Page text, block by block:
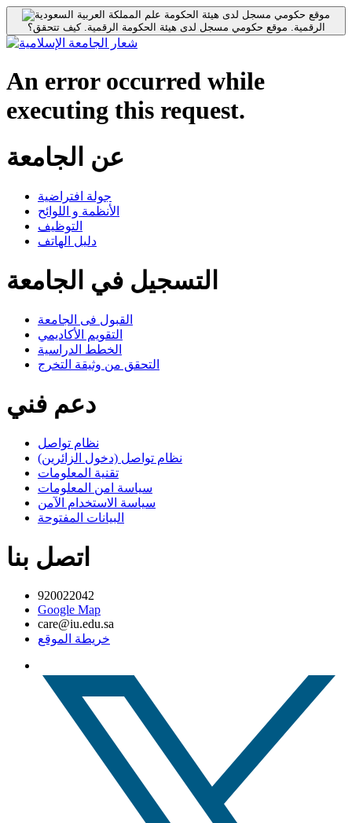
موقع حكومي مسجل لدى هيئة الحكومة
الرقمية. موقع حكومي مسجل لدى هيئة الحكومة الرقمية.كيف تتحقق؟
An error occurred while
executing this request.
عن الجامعة
جولة افتراضية
الأنظمة و اللوائح
التوظيف
دليل الهاتف
التسجيل في الجامعة
القبول فى الجامعة
التقويم الأكاديمي
الخطط الدراسية
التحقق من وثيقة التخرج
دعم فني
نظام تواصل
نظام تواصل (دخول الزائرين)
تقنية المعلومات
سياسة امن المعلومات
سياسة الاستخدام الآمن
البيانات المفتوحة
اتصل بنا
920022042
Google Map
care@iu.edu.sa
خريطة الموقع